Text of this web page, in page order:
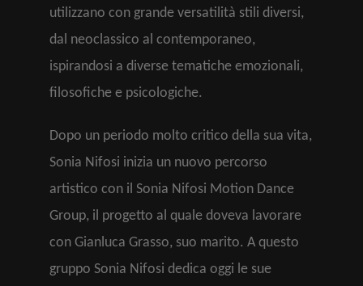
utilizzano con grande versatilità stili diversi,
dal neoclassico al contemporaneo,
ispirandosi a diverse tematiche emozionali,
filosofiche e psicologiche.
Dopo un periodo molto critico della sua vita,
Sonia Nifosi inizia un nuovo percorso
artistico con il Sonia Nifosi Motion Dance
Group, il progetto al quale doveva lavorare
con Gianluca Grasso, suo marito. A questo
gruppo Sonia Nifosi dedica oggi le sue